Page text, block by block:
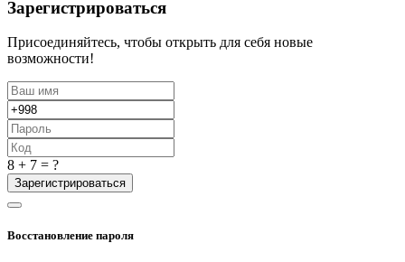
Зарегистрироваться
Присоединяйтесь, чтобы открыть для себя новые
возможности!
8 + 7 = ?
Зарегистрироваться
Восстановление пароля